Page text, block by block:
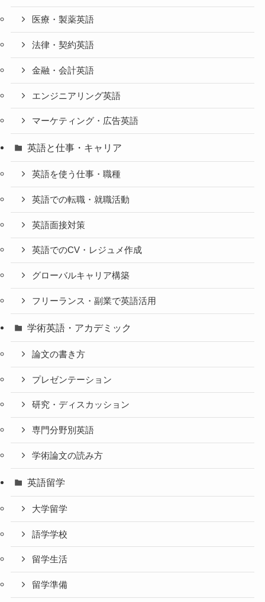
医療・製薬英語
法律・契約英語
金融・会計英語
エンジニアリング英語
マーケティング・広告英語
英語と仕事・キャリア
英語を使う仕事・職種
英語での転職・就職活動
英語面接対策
英語でのCV・レジュメ作成
グローバルキャリア構築
フリーランス・副業で英語活用
学術英語・アカデミック
論文の書き方
プレゼンテーション
研究・ディスカッション
専門分野別英語
学術論文の読み方
英語留学
大学留学
語学学校
留学生活
留学準備